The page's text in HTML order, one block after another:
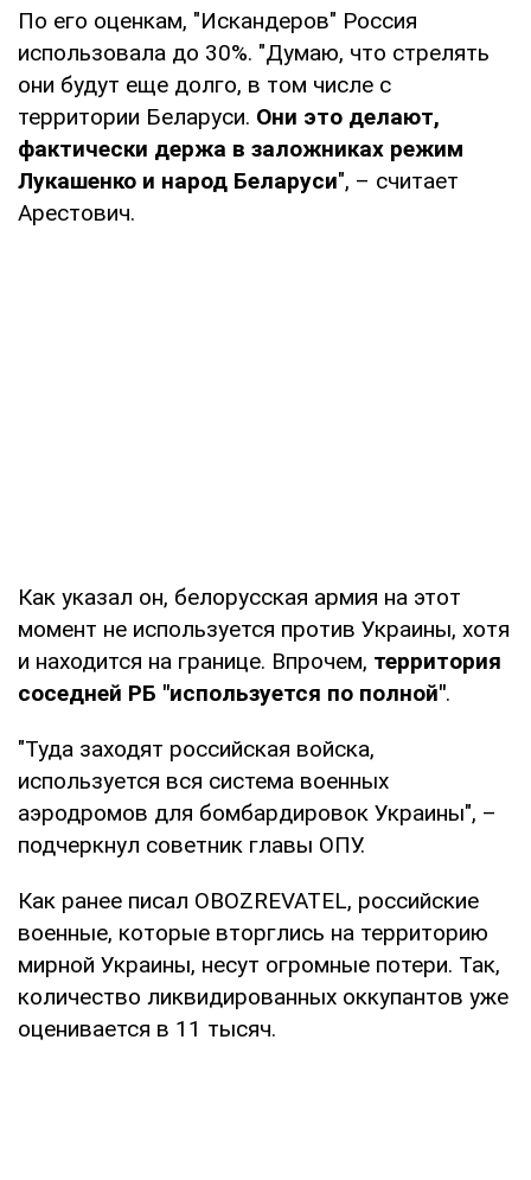
По его оценкам, "Искандеров" Россия
использовала до 30%. "Думаю, что стрелять
они будут еще долго, в том числе с
территории Беларуси. Они это делают,
фактически держа в заложниках режим
Лукашенко и народ Беларуси", – считает
Арестович.
Как указал он, белорусская армия на этот
момент не используется против Украины, хотя
и находится на границе. Впрочем, территория
соседней РБ "используется по полной".
"Туда заходят российская войска,
используется вся система военных
аэродромов для бомбардировок Украины", –
подчеркнул советник главы ОПУ.
Как ранее писал OBOZREVATEL, российские
военные, которые вторглись на территорию
мирной Украины, несут огромные потери. Так,
количество ликвидированных оккупантов уже
оценивается в 11 тысяч.